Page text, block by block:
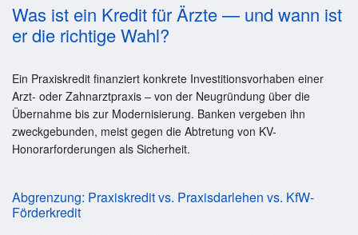
Was ist ein Kredit für Ärzte — und wann ist
er die richtige Wahl?
Ein Praxiskredit finanziert konkrete Investitionsvorhaben einer
Arzt- oder Zahnarztpraxis – von der Neugründung über die
Übernahme bis zur Modernisierung. Banken vergeben ihn
zweckgebunden, meist gegen die Abtretung von KV-
Honorarforderungen als Sicherheit.
Abgrenzung: Praxiskredit vs. Praxisdarlehen vs. KfW-
Förderkredit